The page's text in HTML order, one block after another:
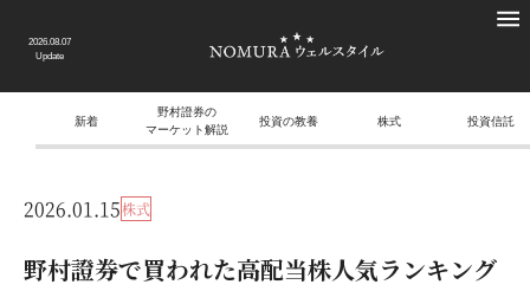
2026.08.07
Update
新着
野村證券の
マーケット解説
投資の教養 株式 投資信託
2026.01.15株式
野村證券で買われた高配当株人気ランキング